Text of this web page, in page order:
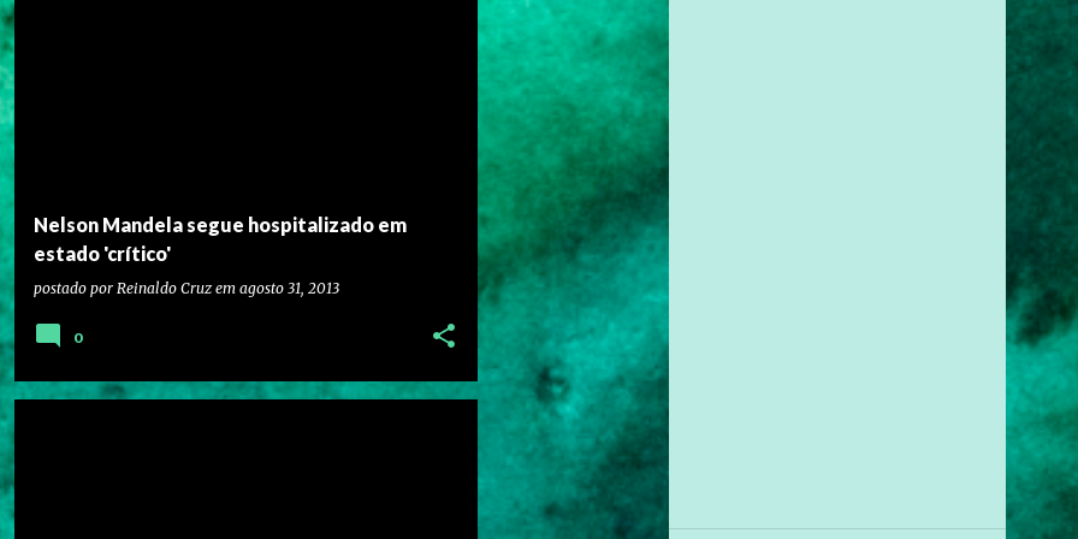
Nelson Mandela segue hospitalizado em
estado 'crítico'
postado por Reinaldo Cruz em agosto 31, 2013
0